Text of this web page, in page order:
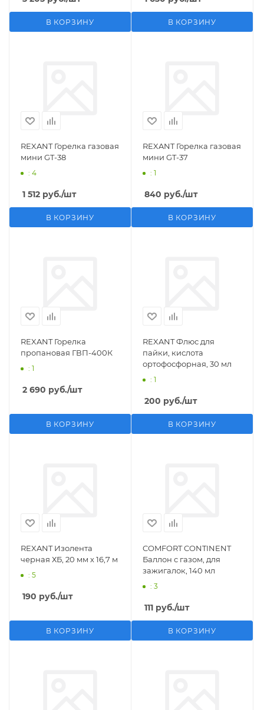
В КОРЗИНУ В КОРЗИНУ
REXANT Горелка газовая
мини GT-38
: 4
1 512 руб./шт
В КОРЗИНУ
REXANT Горелка газовая
мини GT-37
: 1
840 руб./шт
В КОРЗИНУ
REXANT Горелка
пропановая ГВП-400К
: 1
2 690 руб./шт
В КОРЗИНУ
REXANT Флюс для
пайки, кислота
ортофосфорная, 30 мл
: 1
200 руб./шт
В КОРЗИНУ
REXANT Изолента
черная ХБ, 20 мм х 16,7 м
: 5
190 руб./шт
В КОРЗИНУ
COMFORT CONTINENT
Баллон с газом, для
зажигалок, 140 мл
: 3
111 руб./шт
В КОРЗИНУ